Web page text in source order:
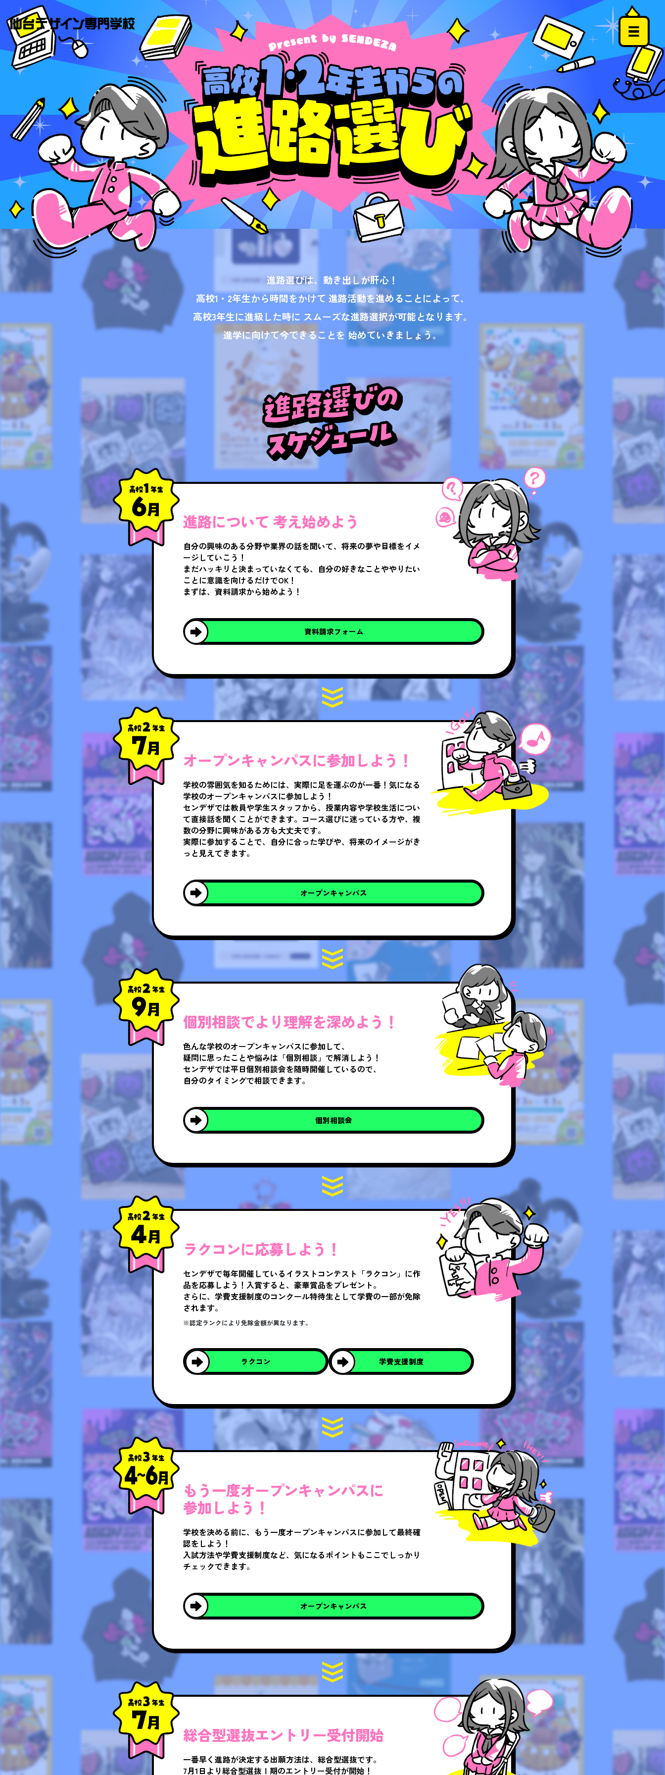
進路選びは、動き出しが肝心！
高校1・2年生から時間をかけて 進路活動を進めることによって、
高校3年生に進級した時に スムーズな進路選択が可能となります。
進学に向けて今できることを 始めていきましょう。
進路について考え始めよう
自分の興味のある分野や業界の話を聞いて、将来の夢や目標をイメ
ージしていこう！
まだハッキリと決まっていなくても、自分の好きなことややりたい
ことに意識を向けるだけでOK！
まずは、資料請求から始めよう！
資料請求フォーム
オープンキャンパスに参加しよう！
学校の雰囲気を知るためには、実際に足を運ぶのが一番！気になる
学校のオープンキャンパスに参加しよう！
センデザでは教員や学生スタッフから、授業内容や学校生活につい
て直接話を聞くことができます。コース選びに迷っている方や、複
数の分野に興味がある方も大丈夫です。
実際に参加することで、自分に合った学びや、将来のイメージがき
っと見えてきます。
オープンキャンパス
個別相談でより理解を深めよう！
色んな学校のオープンキャンパスに参加して、
疑問に思ったことや悩みは「個別相談」で解消しよう！
センデザでは平日個別相談会を随時開催しているので、
自分のタイミングで相談できます。
個別相談会
ラクコンに応募しよう！
センデザで毎年開催しているイラストコンテスト「ラクコン」に作
品を応募しよう！入賞すると、豪華賞品をプレゼント。
さらに、学費支援制度のコンクール特待生として学費の一部が免除
されます。
※認定ランクにより免除金額が異なります。
ラクコン 学費支援制度
もう一度オープンキャンパスに
参加しよう！
学校を決める前に、もう一度オープンキャンパスに参加して最終確
認をしよう！
入試方法や学費支援制度など、気になるポイントもここでしっかり
チェックできます。
オープンキャンパス
総合型選抜エントリー受付開始
一番早く進路が決定する出願方法は、総合型選抜です。
7月1日より総合型選抜Ⅰ期のエントリー受付が開始！